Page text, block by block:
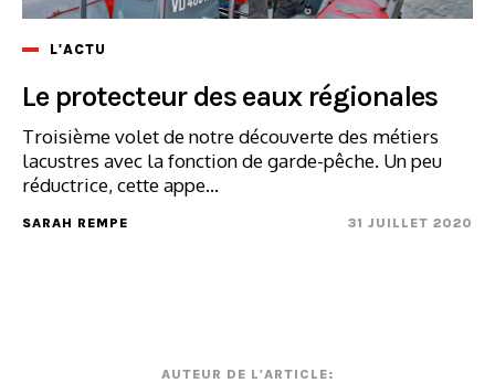
L'ACTU
Le protecteur des eaux régionales
Troisième volet de notre découverte des métiers
lacustres avec la fonction de garde-pêche. Un peu
réductrice, cette appe...
SARAH REMPE 31 JUILLET 2020
AUTEUR DE L'ARTICLE: